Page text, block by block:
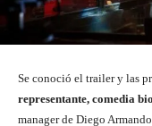
Se conoció el trailer y las
representante, comedia
manager de Diego